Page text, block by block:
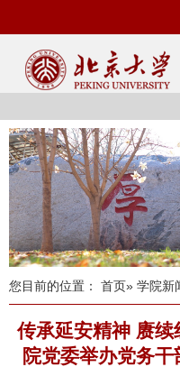
您目前的位置： 首页» 学院新
传承延安精神 赓
院党委举办党务